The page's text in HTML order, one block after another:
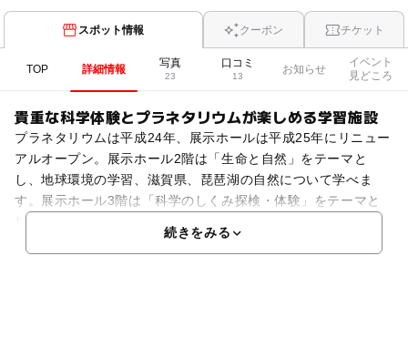
スポット情報 クーポン チケット
TOP 詳細情報 写真
23
口コミ
13
お知らせ
イベント
見どころ
貴重な科学体験とプラネタリウムが楽しめる学習施設
プラネタリウムは平成24年、展示ホールは平成25年にリニュー
アルオープン。展示ホール2階は「生命と自然」をテーマと
し、地球環境の学習、滋賀県、琵琶湖の自然について学べま
す。展示ホール3階は「科学のしくみ探検・体験」をテーマと
続きをみる